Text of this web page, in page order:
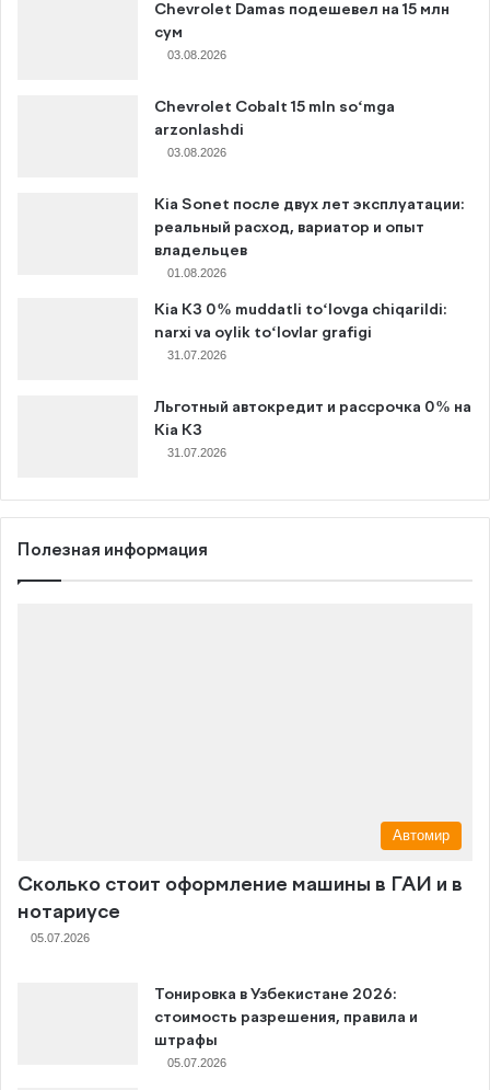
Chevrolet Damas подешевел на 15 млн
сум
03.08.2026
Chevrolet Cobalt 15 mln so‘mga
arzonlashdi
03.08.2026
Kia Sonet после двух лет эксплуатации:
реальный расход, вариатор и опыт
владельцев
01.08.2026
Kia K3 0% muddatli to‘lovga chiqarildi:
narxi va oylik to‘lovlar grafigi
31.07.2026
Льготный автокредит и рассрочка 0% на
Kia K3
31.07.2026
Полезная информация
Автомир
Сколько стоит оформление машины в ГАИ и в
нотариусе
05.07.2026
Тонировка в Узбекистане 2026:
стоимость разрешения, правила и
штрафы
05.07.2026